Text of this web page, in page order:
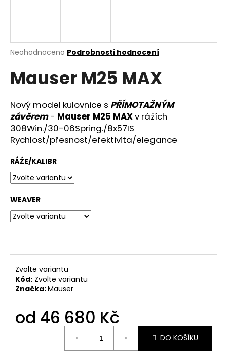
Průměrné
produktu
je
z
5
hvězdiček.
Neohodnoceno Podrobnosti hodnocení
Mauser M25 MAX
Nový model kulovnice s PŘÍMOTAŽNÝM
závěrem- Mauser M25 MAXv rážích
308Win./30-06Spring./8x57IS
Rychlost/přesnost/efektivita/elegance
RÁŽE/KALIBR
WEAVER
Zvolte variantu
Kód: Zvolte variantu
Značka:Mauser
od 46 680 Kč
DO KOŠÍKU
í
t
HLEDAT
D
o
p
o
r
u
j
m
e
BLASER
R8